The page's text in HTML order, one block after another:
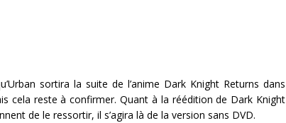
sortira la suite de l’anime Dark Knight Returns dans
cela reste à confirmer. Quant à la réédition de Dark Knight
de le ressortir, il s’agira là de la version sans DVD.